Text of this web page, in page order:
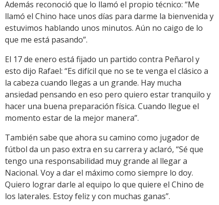
Además reconoció que lo llamó el propio técnico: “Me
llamó el Chino hace unos días para darme la bienvenida y
estuvimos hablando unos minutos. Aún no caigo de lo
que me está pasando”.
El 17 de enero está fijado un partido contra Peñarol y
esto dijo Rafael: “Es difícil que no se te venga el clásico a
la cabeza cuando llegas a un grande. Hay mucha
ansiedad pensando en eso pero quiero estar tranquilo y
hacer una buena preparación física. Cuando llegue el
momento estar de la mejor manera”.
También sabe que ahora su camino como jugador de
fútbol da un paso extra en su carrera y aclaró, “Sé que
tengo una responsabilidad muy grande al llegar a
Nacional. Voy a dar el máximo como siempre lo doy.
Quiero lograr darle al equipo lo que quiere el Chino de
los laterales. Estoy feliz y con muchas ganas”.